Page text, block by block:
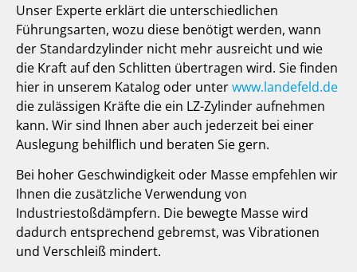
Unser Experte erklärt die unterschiedlichen
Führungsarten, wozu diese benötigt werden, wann
der Standardzylinder nicht mehr ausreicht und wie
die Kraft auf den Schlitten übertragen wird. Sie finden
hier in unserem Katalog oder unterwww.landefeld.de
die zulässigen Kräfte die ein LZ-Zylinder aufnehmen
kann. Wir sind Ihnen aber auch jederzeit bei einer
Auslegung behilflich und beraten Sie gern.
Bei hoher Geschwindigkeit oder Masse empfehlen wir
Ihnen die zusätzliche Verwendung von
Industriestoßdämpfern. Die bewegte Masse wird
dadurch entsprechend gebremst, was Vibrationen
und Verschleiß mindert.